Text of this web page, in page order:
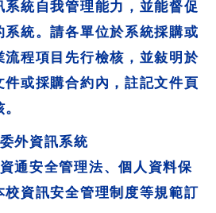
系統自我管理能力，並能督促
系統。請各單位於系統採購或
流程項目先行檢核，並敍明於
或採購合約內，註記文件頁
外資訊系統
通安全管理法、個人資料保
資訊安全管理制度等規範訂